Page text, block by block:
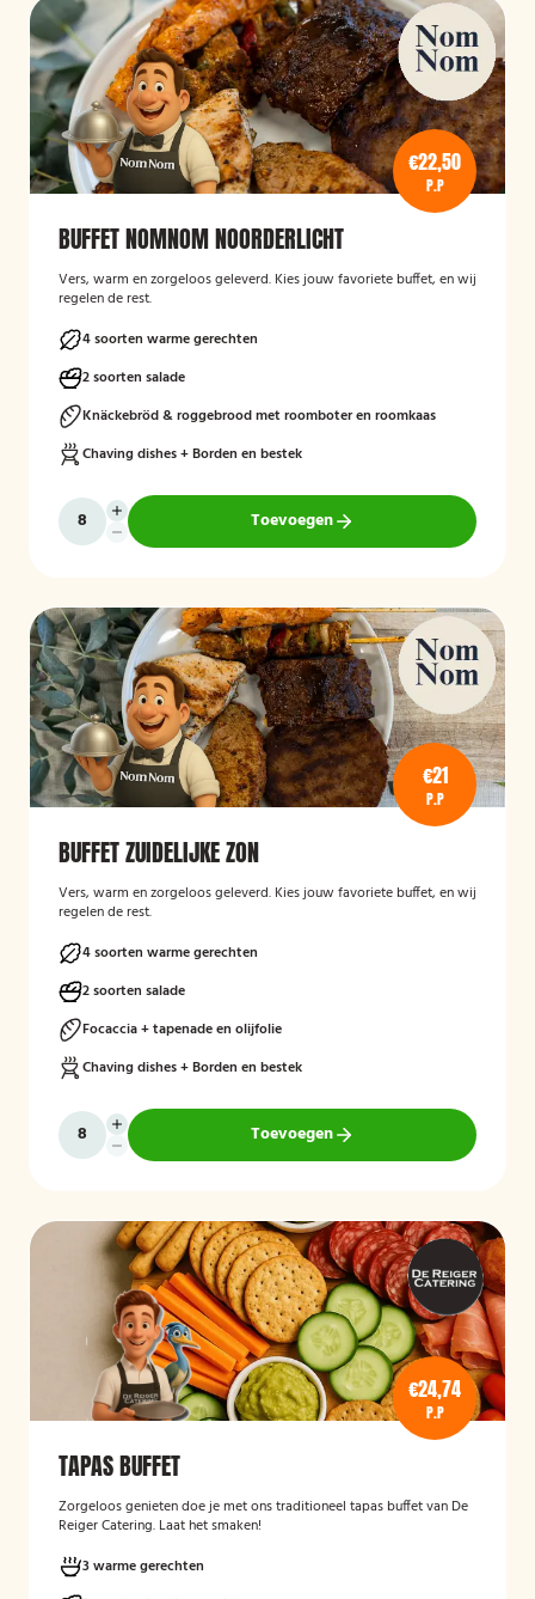
€22,50
P.P
BUFFET NOMNOM NOORDERLICHT
Vers, warm en zorgeloos geleverd. Kies jouw favoriete buffet, en wij
regelen de rest.
4 soorten warme gerechten
2 soorten salade
Knäckebröd & roggebrood met roomboter en roomkaas
Chaving dishes + Borden en bestek
Toevoegen
€21
P.P
BUFFET ZUIDELIJKE ZON
Vers, warm en zorgeloos geleverd. Kies jouw favoriete buffet, en wij
regelen de rest.
4 soorten warme gerechten
2 soorten salade
Focaccia + tapenade en olijfolie
Chaving dishes + Borden en bestek
Toevoegen
€24,74
P.P
TAPAS BUFFET
Zorgeloos genieten doe je met ons traditioneel tapas buffet van De
Reiger Catering. Laat het smaken!
3 warme gerechten